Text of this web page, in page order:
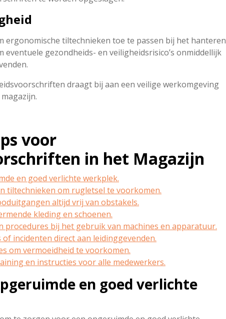
ergonomische tiltechnieken toe te passen bij het hanteren
eventuele gezondheids- en veiligheidsrisico’s onmiddellijk
draagt bij aan een veilige werkomgeving
voor
in het Magazijn
en goed verlichte werkplek.
tiltechnieken om rugletsel te voorkomen.
altijd vrij van obstakels.
kleding en schoenen.
procedures bij het gebruik van machines en apparatuur.
incidenten direct aan leidinggevenden.
om vermoeidheid te voorkomen.
en instructies voor alle medewerkers.
en goed verlichte